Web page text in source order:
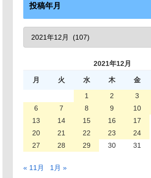
投稿年月
2021年12月
月 火 水 木 金
1
2 3
6
7 8 9 10
13
14 15 16 17
20
21 22 23 24
27
28 29 30 31
« 11月 1月 »